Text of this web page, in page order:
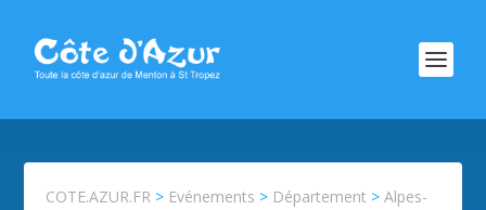
COTE.AZUR.FR > Evénements > Département >Alpes-